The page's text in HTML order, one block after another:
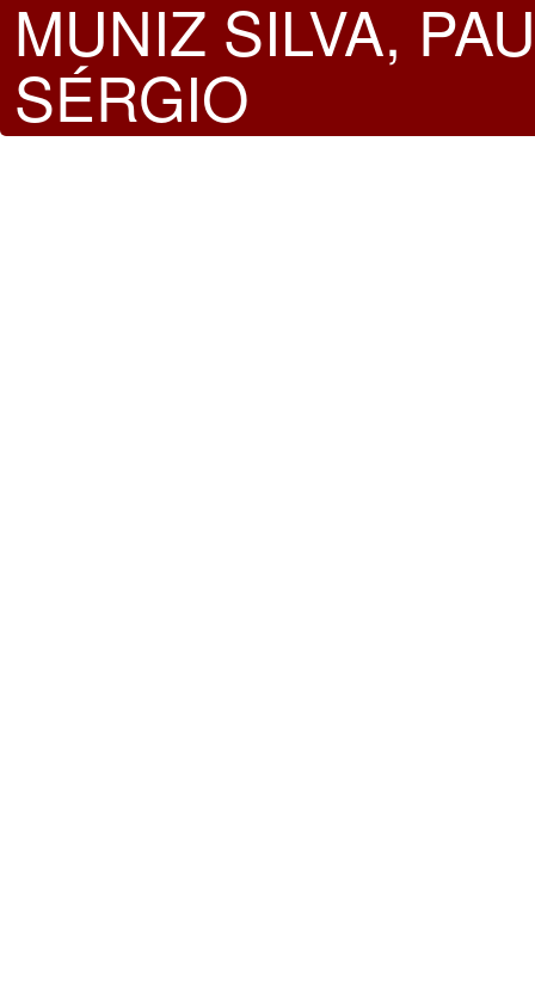
MUNIZ SILVA,
SÉRGIO